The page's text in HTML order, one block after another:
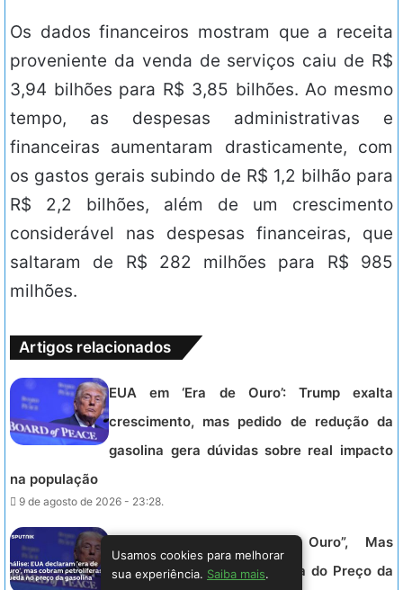
Os dados financeiros mostram que a receita
proveniente da venda de serviços caiu de R$
3,94 bilhões para R$ 3,85 bilhões. Ao mesmo
tempo, as despesas administrativas e
financeiras aumentaram drasticamente, com
os gastos gerais subindo de R$ 1,2 bilhão para
R$ 2,2 bilhões, além de um crescimento
considerável nas despesas financeiras, que
saltaram de R$ 282 milhões para R$ 985
milhões.
Artigos relacionados
EUA em ‘Era de Ouro’: Trump exalta
crescimento, mas pedido de redução da
gasolina gera dúvidas sobre real impacto
na população
9 de agosto de 2026 - 23:28.
EUA Declaram “Era de Ouro”, Mas
Pressionam Petróleo por Alta do Preço da
Usamos cookies para melhorar
sua experiência. Saiba mais.